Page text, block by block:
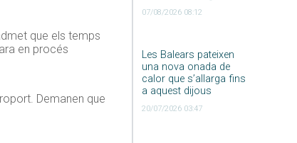
07/08/2026 08:12
Les Balears pateixen
una nova onada de
calor que s’allarga fins
a aquest dijous
20/07/2026 03:47
que els temps
en procés
Demanen que